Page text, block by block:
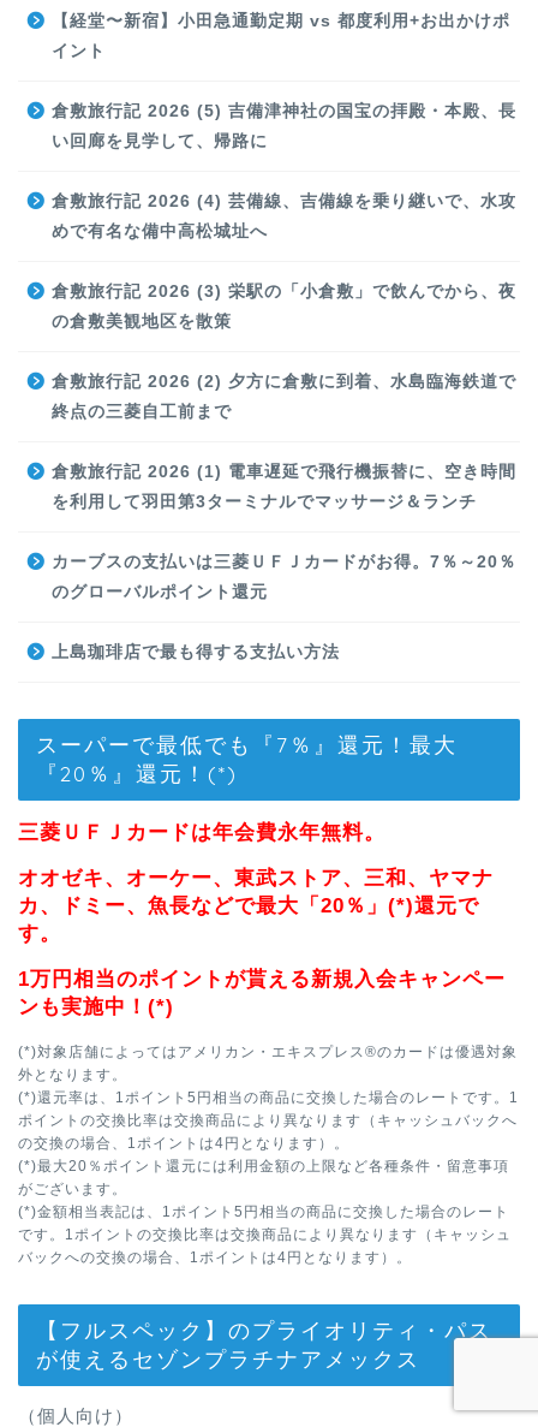
【経堂〜新宿】小田急通勤定期 vs 都度利用+お出かけポ
イント
倉敷旅行記 2026 (5) 吉備津神社の国宝の拝殿・本殿、長
い回廊を見学して、帰路に
倉敷旅行記 2026 (4) 芸備線、吉備線を乗り継いで、水攻
めで有名な備中高松城址へ
倉敷旅行記 2026 (3) 栄駅の「小倉敷」で飲んでから、夜
の倉敷美観地区を散策
倉敷旅行記 2026 (2) 夕方に倉敷に到着、水島臨海鉄道で
終点の三菱自工前まで
倉敷旅行記 2026 (1) 電車遅延で飛行機振替に、空き時間
を利用して羽田第3ターミナルでマッサージ＆ランチ
カーブスの支払いは三菱ＵＦＪカードがお得。7％～20％
のグローバルポイント還元
上島珈琲店で最も得する支払い方法
スーパーで最低でも『7％』還元！最大
『20％』還元！(*)
三菱ＵＦＪカードは年会費永年無料。
オオゼキ、オーケー、東武ストア、三和、ヤマナ
カ、ドミー、魚長などで最大「20％」(*)還元で
す。
1万円相当のポイントが貰える新規入会キャンペー
ンも実施中！(*)
(*)対象店舗によってはアメリカン・エキスプレス®のカードは優遇対象
外となります。
(*)還元率は、1ポイント5円相当の商品に交換した場合のレートです。1
ポイントの交換比率は交換商品により異なります（キャッシュバックへ
の交換の場合、1ポイントは4円となります）。
(*)最大20％ポイント還元には利用金額の上限など各種条件・留意事項
がございます。
(*)金額相当表記は、1ポイント5円相当の商品に交換した場合のレート
です。1ポイントの交換比率は交換商品により異なります（キャッシュ
バックへの交換の場合、1ポイントは4円となります）。
【フルスペック】のプライオリティ・パス
が使えるセゾンプラチナアメックス
（個人向け）